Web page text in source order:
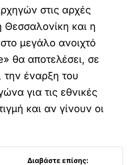
στις αρχές
Θεσσαλονίκη και η
μεγάλο ανοιχτό
θα αποτελέσει, σε
την έναρξη του
για τις εθνικές
και αν γίνουν οι
Διαβάστε επίσης: